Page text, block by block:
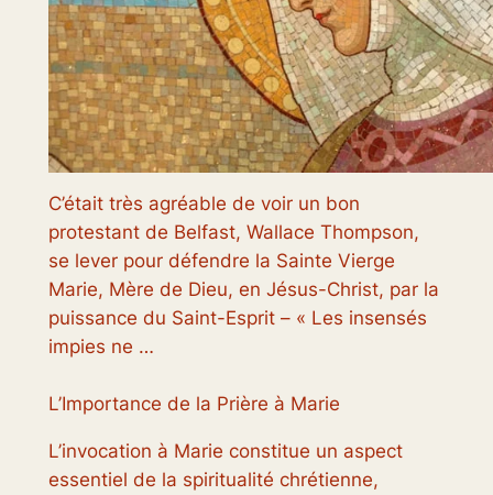
C’était très agréable de voir un bon
protestant de Belfast, Wallace Thompson,
se lever pour défendre la Sainte Vierge
Marie, Mère de Dieu, en Jésus-Christ, par la
puissance du Saint-Esprit – « Les insensés
impies ne …
L’Importance de la Prière à Marie
L’invocation à Marie constitue un aspect
essentiel de la spiritualité chrétienne,